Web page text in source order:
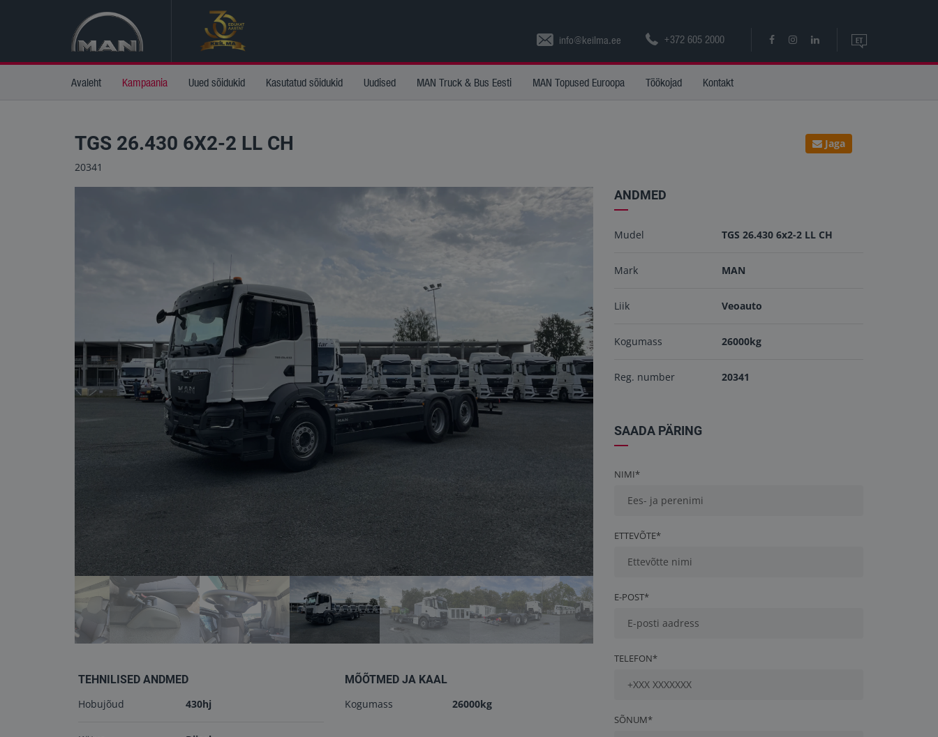
info@keilma.ee +372 605 2000 ET
Avaleht Kampaania Uued sõidukid Kasutatud sõidukid Uudised MAN Truck & Bus Eesti MAN Topused Euroopa Töökojad Kontakt
TGS 26.430 6X2-2 LL CH
20341
Jaga
TEHNILISED ANDMED
Hobujõud
430hj
MÕÕTMED JA KAAL
Kogumass
26000kg
ANDMED
Mudel TGS 26.430 6x2-2 LL CH
Mark MAN
Liik Veoauto
Kogumass 26000kg
Reg. number 20341
SAADA PÄRING
NIMI*
ETTEVÕTE*
E-POST*
TELEFON*
SÕNUM*